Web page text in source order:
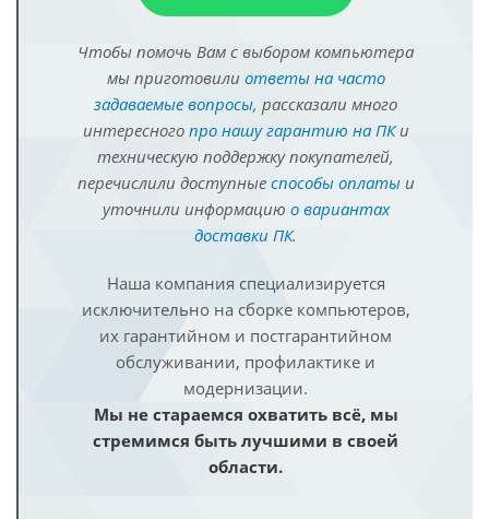
Чтобы помочь Вам с выбором компьютера
мы приготовили ответы на часто
задаваемые вопросы, рассказали много
интересного про нашу гарантию на ПКи
техническую поддержку покупателей,
перечислили доступные способы оплатыи
уточнили информацию о вариантах
доставки ПК.
Наша компания специализируется
исключительно на сборке компьютеров,
их гарантийном и постгарантийном
обслуживании, профилактике и
модернизации.
Мы не стараемся охватить всё, мы
стремимся быть лучшими в своей
области.